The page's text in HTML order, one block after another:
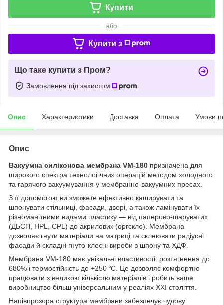
Купити
або
Купити з
Що таке купити з Пром?
Замовлення під захистом
Опис Характеристики Доставка Оплата Умови
Опис
Вакуумна силіконова мембрана VM-180 призначена для
широкого спектра технологічних операцій методом холодного
та гарячого вакуумування у мембранно-вакуумних пресах.
З її допомогою ви зможете ефективно каширувати та
шпонувати стільниці, фасади, двері, а також ламінувати їх
різноманітними видами пластику — від паперово-шаруватих
(ДБСП, HPL, CPL) до акрилових (оргскло). Мембрана
дозволяє гнути матеріали на матриці та склеювати радіусні
фасади й складні гнуто-клеєні вироби з шпону та ХДФ.
Мембрана VM-180 має унікальні властивості: розтягнення до
680% і термостійкість до +250 °C. Це дозволяє комфортно
працювати з великою кількістю матеріалів і робить ваше
виробництво більш універсальним у реаліях XXI століття.
Напівпрозора структура мембрани забезпечує чудову